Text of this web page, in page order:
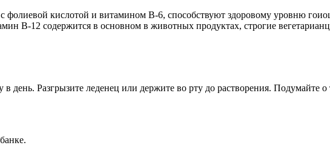
фолиевой кислотой и витамином B-6, способствуют здоровому уровню
B-12 содержится в основном в животных продуктах, строгие
день. Разгрызите леденец или держите во рту до растворения. Подумайте